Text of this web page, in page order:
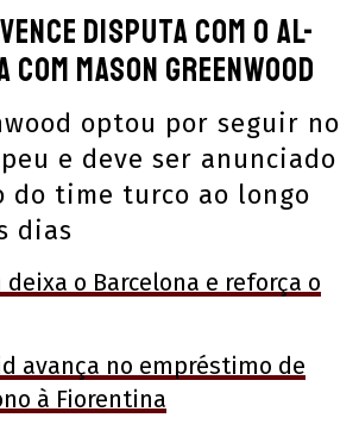
disputa com o Al-
Mason Greenwood
optou por seguir no
e deve ser anunciado
do time turco ao longo
dias
deixa o Barcelona e reforça o
avança no empréstimo de
à Fiorentina